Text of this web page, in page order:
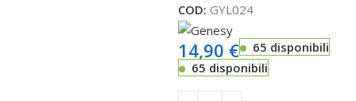
COD: GYL024
14,90 €
65 disponibili
65 disponibili